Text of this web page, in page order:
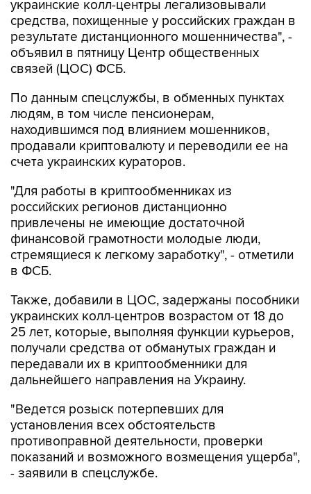
украинские колл-центры легализовывали
средства, похищенные у российских граждан в
результате дистанционного мошенничества", -
объявил в пятницу Центр общественных
связей (ЦОС) ФСБ.
По данным спецслужбы, в обменных пунктах
людям, в том числе пенсионерам,
находившимся под влиянием мошенников,
продавали криптовалюту и переводили ее на
счета украинских кураторов.
"Для работы в криптообменниках из
российских регионов дистанционно
привлечены не имеющие достаточной
финансовой грамотности молодые люди,
стремящиеся к легкому заработку", - отметили
в ФСБ.
Также, добавили в ЦОС, задержаны пособники
украинских колл-центров возрастом от 18 до
25 лет, которые, выполняя функции курьеров,
получали средства от обманутых граждан и
передавали их в криптообменники для
дальнейшего направления на Украину.
"Ведется розыск потерпевших для
установления всех обстоятельств
противоправной деятельности, проверки
показаний и возможного возмещения ущерба",
- заявили в спецслужбе.